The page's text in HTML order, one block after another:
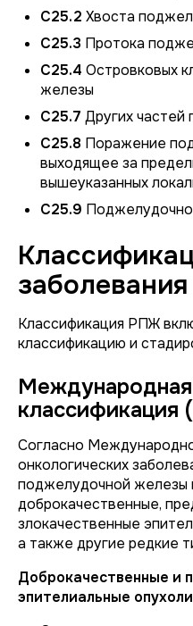
C25.2 Хвоста
C25.3 Протока
C25.4 Островковых
железы
C25.7 Других
C25.8 Поражение
выходящее за
вышеуказанных
C25.9
заболевания
Классификация РПЖ
классификацию и
Международная
Согласно
онкологических
поджелудочной железы
доброкачественные,
злокачественные
а также другие редкие
Доброкачественные и
эпителиальные